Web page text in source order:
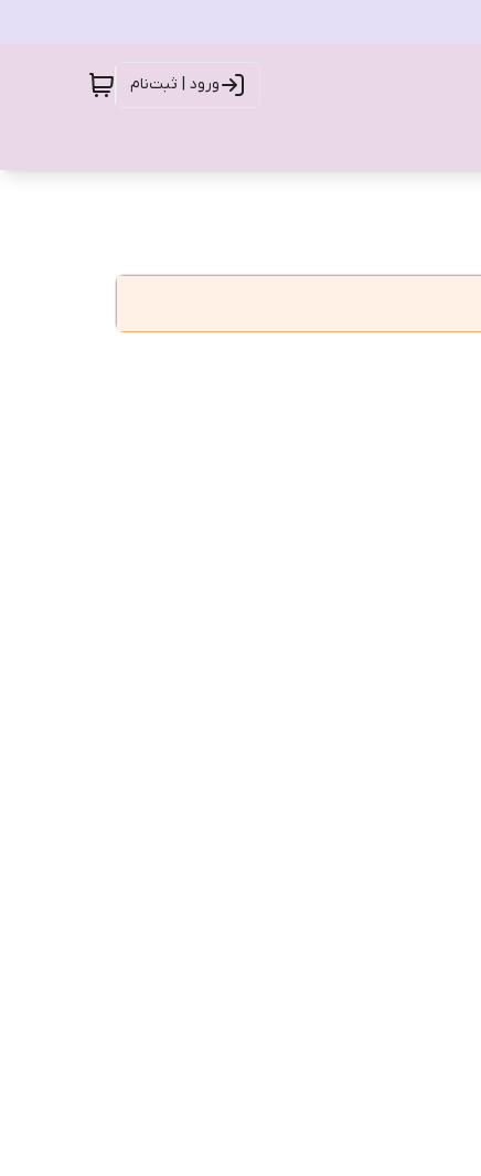
ورود | ثبت‌نام